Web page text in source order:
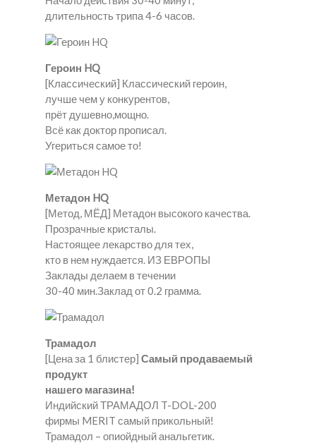
длительность трипа 4-6 часов.
Героин HQ
[Классический] Классический героин,
лучше чем у конкурентов,
прёт душевно,мощно.
Всё как доктор прописал.
Угериться самое то!
Метадон HQ
[Метод, МЁД] Метадон высокого качества.
Прозрачные кристалы.
Настоящее лекарство для тех,
кто в нем нуждается. ИЗ ЕВРОПЫ
Заклады делаем в течении
30-40 мин.Заклад от 0.2 грамма.
Трамадол
[Цена за 1 блистер] Самый продаваемый
продукт
нашего магазина!
Индийский ТРАМАДОЛ T-DOL-200
фирмы MERIT самый прикольный!
Трамадол – опиойдный анальгетик.